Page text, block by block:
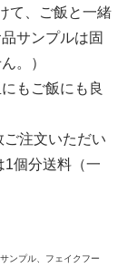
て、ご飯と一緒
サンプルは固
。）
もご飯にも良
注文いただい
1個分送料（一
ンプル、フェイクフー